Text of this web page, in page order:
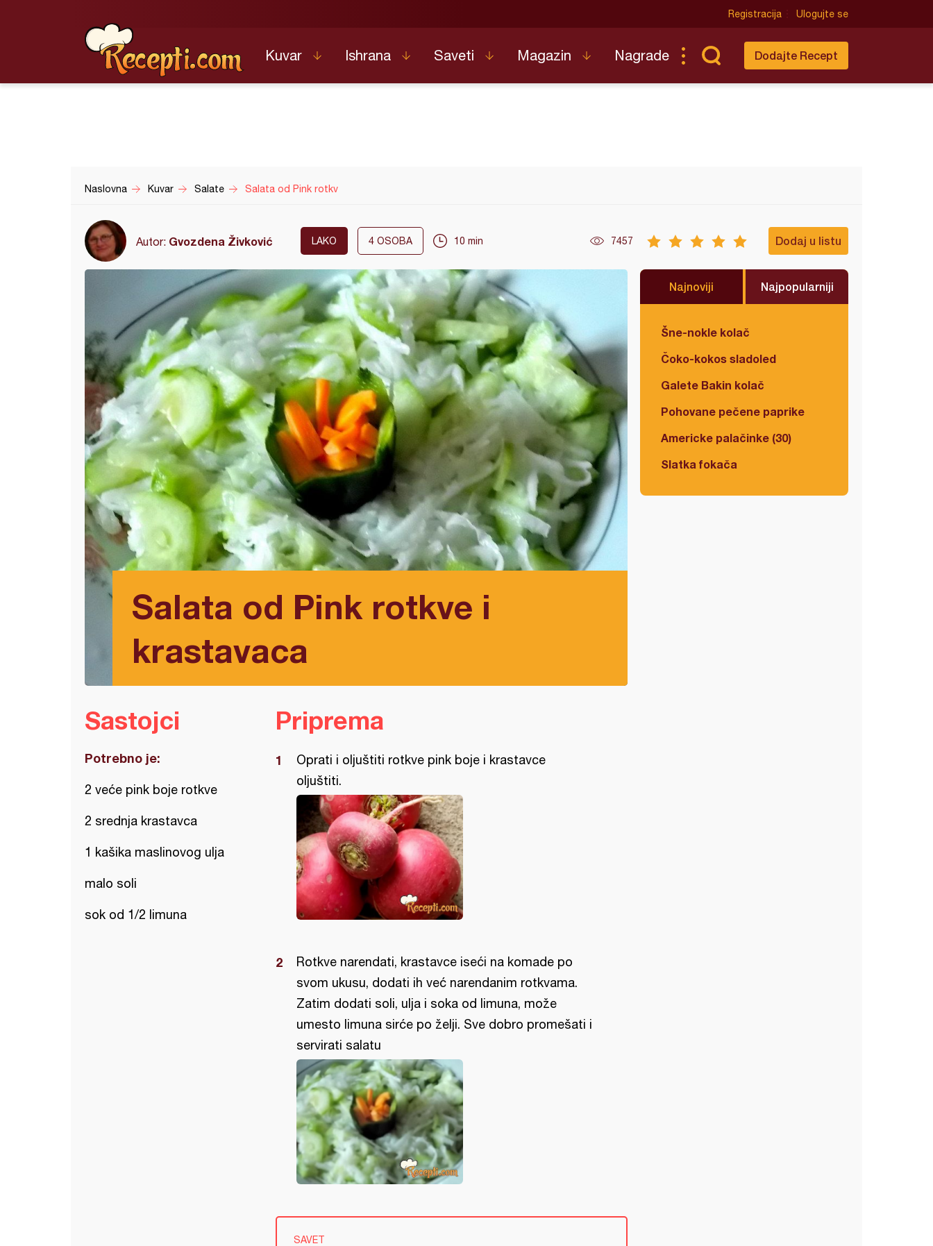
Registracija Ulogujte se
Kuvar Ishrana Saveti Magazin Nagrade Dodajte Recept
Naslovna Kuvar Salate Salata od Pink rotkv
Autor: Gvozdena Živković LAKO 4 OSOBA 10 min 7457 Dodaj u listu
Salata od Pink rotkve i
krastavaca
Najnoviji Najpopularniji
Šne-nokle kolač
Čoko-kokos sladoled
Galete Bakin kolač
Pohovane pečene paprike
Americke palačinke (30)
Slatka fokača
Sastojci
Potrebno je:
2 veće pink boje rotkve
2 srednja krastavca
1 kašika maslinovog ulja
malo soli
sok od 1/2 limuna
Priprema
Oprati i oljuštiti rotkve pink boje i krastavce
oljuštiti.
Rotkve narendati, krastavce iseći na komade po
svom ukusu, dodati ih već narendanim rotkvama.
Zatim dodati soli, ulja i soka od limuna, može
umesto limuna sirće po želji. Sve dobro promešati i
servirati salatu
SAVET